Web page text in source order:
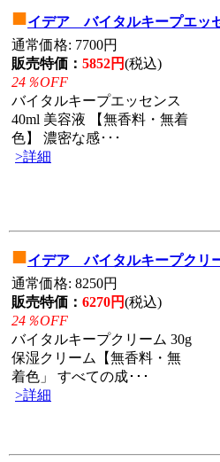
■イデア バイタルキープエッ
通常価格: 7700円
販売特価： 5852円(税込)
24％OFF
バイタルキープエッセンス
40ml 美容液 【無香料・無着
色】 濃密な感･･･
>詳細
■イデア バイタルキープクリ
通常価格: 8250円
販売特価： 6270円(税込)
24％OFF
バイタルキープクリーム 30g
保湿クリーム【無香料・無
着色」 すべての成･･･
>詳細